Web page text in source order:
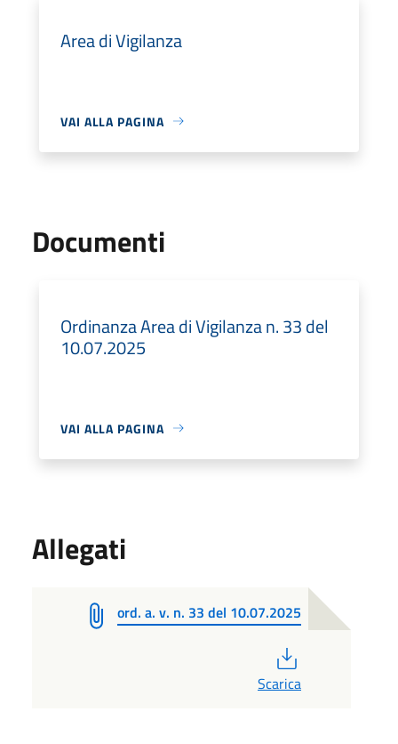
Area di Vigilanza
VAI ALLA PAGINA
Documenti
Ordinanza Area di Vigilanza n. 33 del
10.07.2025
VAI ALLA PAGINA
Allegati
ord. a. v. n. 33 del 10.07.2025
Scarica